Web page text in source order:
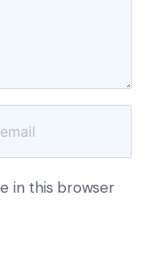
in this browser